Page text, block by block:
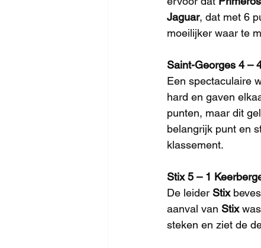
Jaguar, dat met 6
moeilijker waar te
Saint-Georges 4 –
Een spectaculaire
hard en gaven
punten, maar dit
belangrijk punt en
klassement.
Stix 5 – 1
De leider Stix
aanval van Stix was
steken en ziet de